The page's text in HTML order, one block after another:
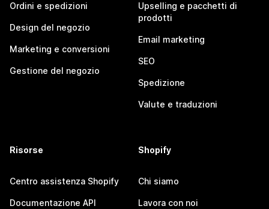
Ordini e spedizioni
Design del negozio
Marketing e conversioni
Gestione del negozio
Upselling e pacchetti di
prodotti
Email marketing
SEO
Spedizione
Valute e traduzioni
Risorse
Centro assistenza Shopify
Documentazione API
Shopify
Chi siamo
Lavora con noi